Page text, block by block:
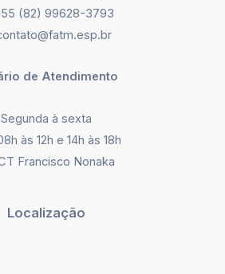
(82) 99628-3793
de Atendimento
Segunda à sexta
às 12h e 14h às 18h
Francisco Nonaka
Localização